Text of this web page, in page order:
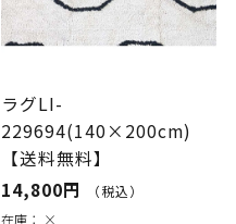
ラグLI-
229694(140×200cm)
【送料無料】
14,800円
（税込）
在庫： ×